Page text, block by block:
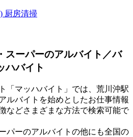
厨房清掃
スーパーのアルバイト／バ
ハバイト
「マッハバイト」では、荒川沖駅
ルバイトを始めとしたお仕事情報
などさまざまな方法で検索可能で
パーのアルバイトの他にも全国の